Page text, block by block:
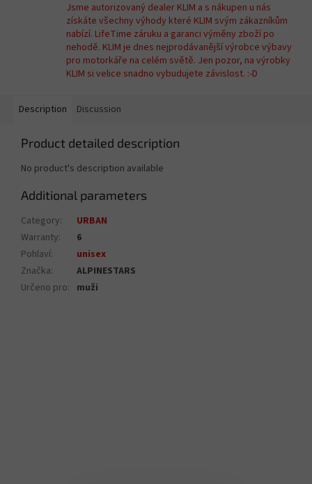
Jsme autorizovaný dealer KLIM a s nákupen u nás
získáte všechny výhody které KLIM svým zákazníkům
nabízí. LifeTime záruku a garanci výměny zboží po
nehodě. KLIM je dnes nejprodávanější výrobce výbavy
pro motorkáře na celém světě. Jen pozor, na výrobky
KLIM si velice snadno vybudujete závislost. :-D
Description Discussion
Product detailed description
No product's description available
Additional parameters
Category:
URBAN
Warranty:
6
Pohlaví:
unisex
Značka:
ALPINESTARS
Určeno pro: muži